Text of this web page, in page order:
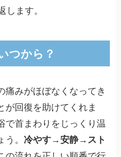
します。
つから？
痛みがほぼなくなってき
が回復を助けてくれま
で首まわりをじっくり温
う。冷やす→安静→スト